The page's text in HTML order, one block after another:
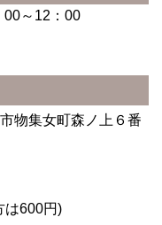
～12：00
物集女町森ノ上６番
は600円)